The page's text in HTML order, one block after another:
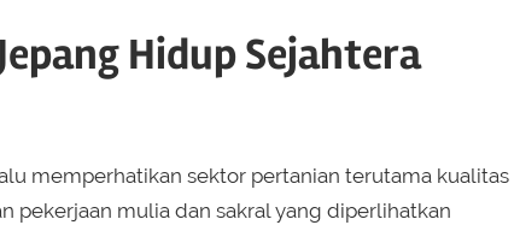
Hidup Sejahtera
memperhatikan sektor pertanian terutama kualitas
pekerjaan mulia dan sakral yang diperlihatkan